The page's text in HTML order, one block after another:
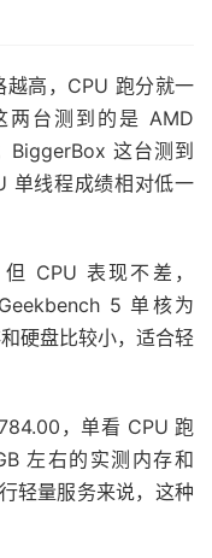
高，CPU 跑分就一
两台测到的是 AMD
BiggerBox 这台测到
单线程成绩相对低一
CPU 表现不差，
5 单核为
硬盘比较小，适合轻
，单看 CPU 跑
左右的实测内存和
轻量服务来说，这种